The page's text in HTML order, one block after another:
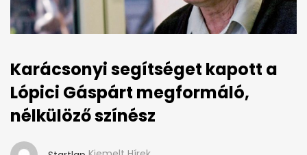
Karácsonyi segítséget kapott a
Lópici Gáspárt megformáló,
nélkülöző színész